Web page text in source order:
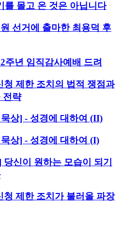
를 몰고 온 것은 아닙니다
선거에 출마한 최용덕 후
주년 임직감사예배 드려
제한 조치의 법적 쟁점과
전략
상] - 성경에 대하여 (II)
상] - 성경에 대하여 (I)
신이 원하는 모습이 되기
제한 조치가 불러올 파장